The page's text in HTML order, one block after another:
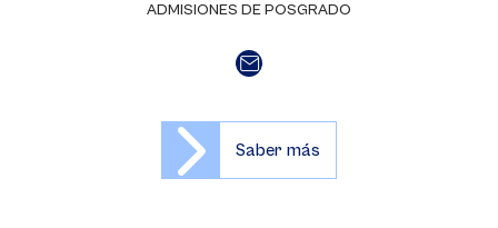
ADMISIONES DE POSGRADO
Saber más